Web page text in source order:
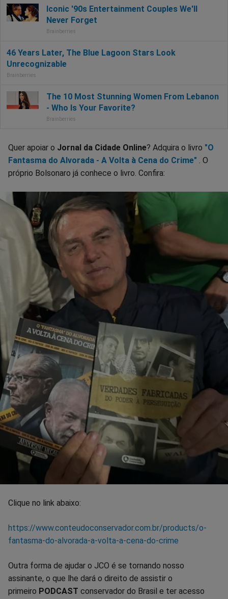
Quer apoiar o Jornal da Cidade Online? Adquira o livro "O
Fantasma do Alvorada - A Volta à Cena do Crime" . O
próprio Bolsonaro já conhece o livro. Confira:
Clique no link abaixo:
https://www.conteudoconservador.com.br/products/o-
fantasma-do-alvorada-a-volta-a-cena-do-crime
Outra forma de ajudar o JCO é se tornando nosso
assinante, o que lhe dará o direito de assistir o
primeiro PODCAST conservador do Brasil e ter acesso